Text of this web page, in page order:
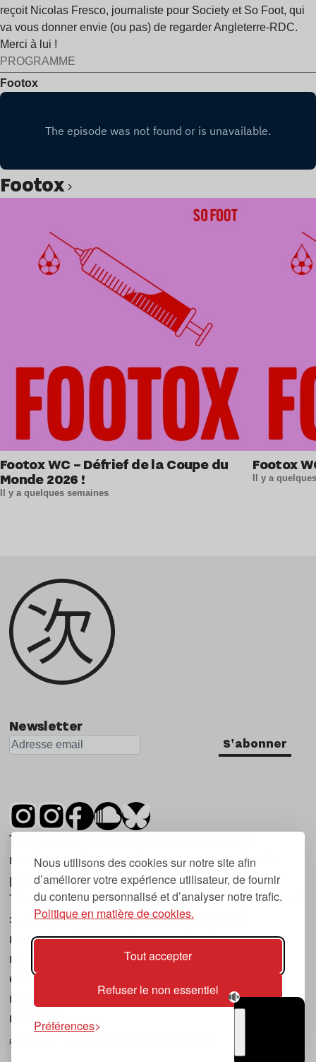
Nous utilisons des cookies sur notre site afin
d’améliorer votre expérience utilisateur, de fournir
du contenu personnalisé et d’analyser notre trafic.
Politique en matière de cookies.
Tout accepter
Refuser le non essentiel
Préférences
reçoit Nicolas Fresco, journaliste pour Society et So Foot, qui
va vous donner envie (ou pas) de regarder Angleterre-RDC.
Merci à lui !
PROGRAMME
Footox
Footox
Footox WC – Défrief de la Coupe du
Monde 2026 !
Il y a quelques semaines
Footox
Il y a
Lire l’article
Newsletter
S'abonner
Tsugi est un mensuel indépendant sur la
musique et les nouvelles tendances, dont la
première parution date de 2007.
Tsugi en japonais signifie « prochain », « suivant
», ce qui correspond à la thématique du
magazine, à l’affût des nouvelles tendances
musicales, qu’elles viennent de la musique
électronique, du rock ou du hip hop, et des
nouveaux phénomènes de société liés à la
musique.
POLITIQUE DE COOKIES (UE)